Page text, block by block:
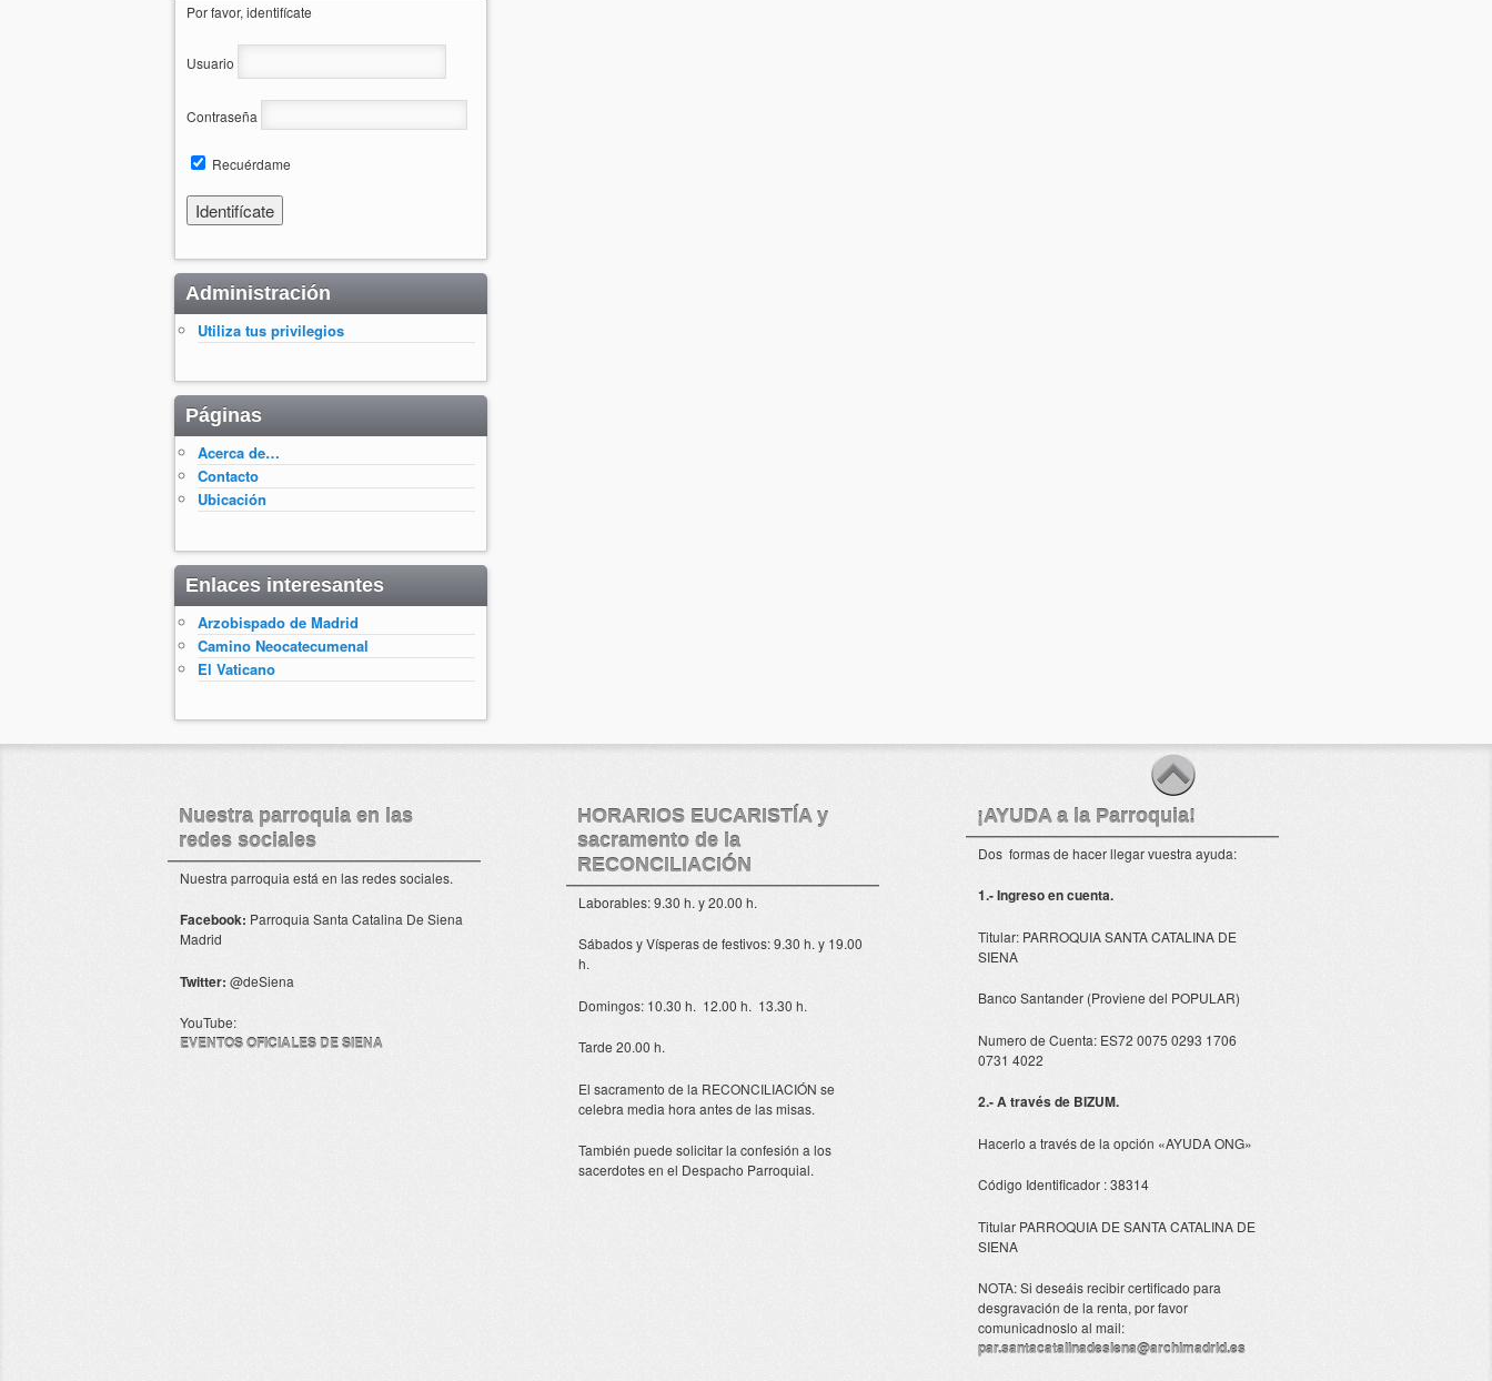
Por favor, identifícate
Usuario
Contraseña
Recuérdame
Administración
Utiliza tus privilegios
Páginas
Acerca de…
Contacto
Ubicación
Enlaces interesantes
Arzobispado de Madrid
Camino Neocatecumenal
El Vaticano
Nuestra parroquia en las
redes sociales
Nuestra parroquia está en las redes sociales.
Facebook: Parroquia Santa Catalina De Siena
Madrid
Twitter: @deSiena
YouTube:
EVENTOS OFICIALES DE SIENA
HORARIOS EUCARISTÍA y
sacramento de la
RECONCILIACIÓN
Laborables: 9.30 h. y 20.00 h.
Sábados y Vísperas de festivos: 9.30 h. y 19.00
h.
Domingos: 10.30 h. 12.00 h. 13.30 h.
Tarde 20.00 h.
El sacramento de la RECONCILIACIÓN se
celebra media hora antes de las misas.
También puede solicitar la confesión a los
sacerdotes en el Despacho Parroquial.
¡AYUDA a la Parroquia!
Dos formas de hacer llegar vuestra ayuda:
1.- Ingreso en cuenta.
Titular: PARROQUIA SANTA CATALINA DE
SIENA
Banco Santander (Proviene del POPULAR)
Numero de Cuenta: ES72 0075 0293 1706
0731 4022
2.- A través de BIZUM.
Hacerlo a través de la opción «AYUDA ONG»
Código Identificador : 38314
Titular PARROQUIA DE SANTA CATALINA DE
SIENA
NOTA: Si deseáis recibir certificado para
desgravación de la renta, por favor
comunicadnoslo al mail:
par.santacatalinadesiena@archimadrid.es